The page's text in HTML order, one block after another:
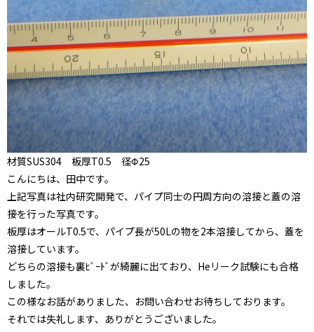
材質SUS304 板厚T0.5 径Φ25
こんにちは、田中です。
上記写真は社内研究開発で、パイプ同士の円周方向の溶接と蓋の溶
接を行った写真です。
板厚はオールT0.5で、パイプ長が50Lの物を2本溶接してから、蓋を
溶接しています。
どちらの溶接も裏ﾋﾞｰﾄﾞが綺麗に出ており、Heリーク試験にも合格
しました。
この様なお話がありました、お問い合わせお待ちしております。
それでは失礼します、ありがとうございました。